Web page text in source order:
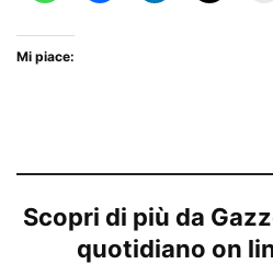
Mi piace:
Scopri di più da
quotidiano on